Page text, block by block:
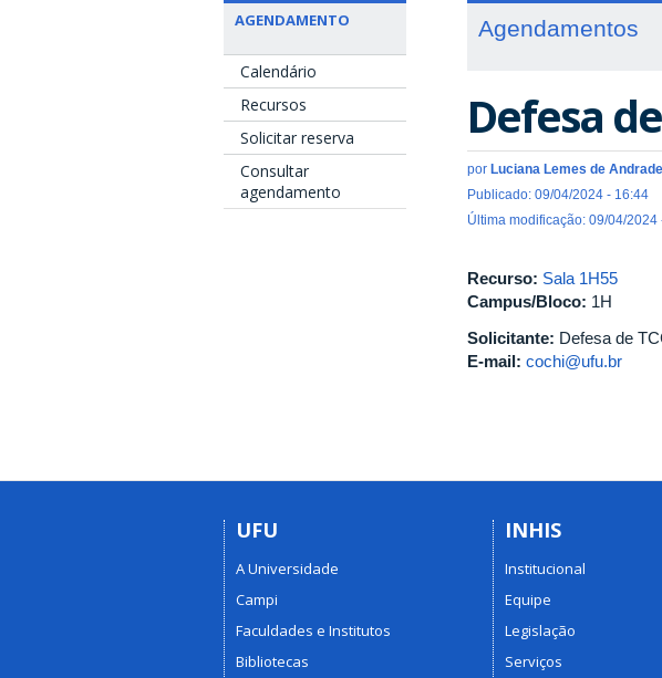
AGENDAMENTO
Calendário
Recursos
Solicitar reserva
Consultar
agendamento
Agendamentos
Defesa
por Luciana Lemes de
Publicado: 09/04/2024 - 16:44
Última modificação: 09/04/2024
Recurso: Sala 1H55
Campus/Bloco: 1H
Solicitante: Defesa de
E-mail: cochi@ufu.br
UFU
A Universidade
Campi
Faculdades e Institutos
Bibliotecas
INHIS
Institucional
Equipe
Legislação
Serviços